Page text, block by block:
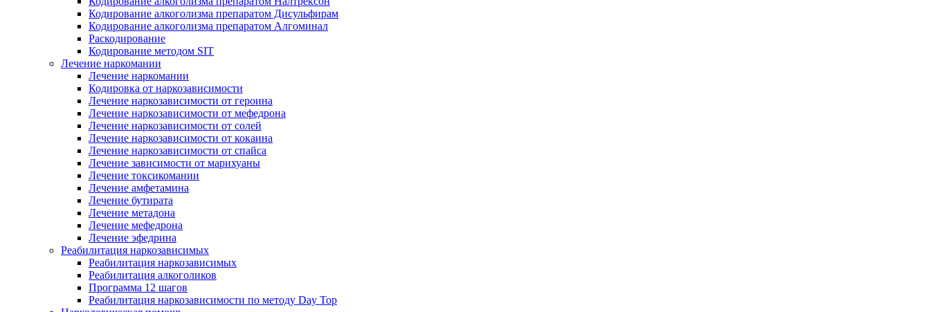
Кодирование алкоголизма препаратом Дисульфирам
Кодирование алкоголизма препаратом Алгоминал
Раскодирование
Кодирование методом SIT
Лечение наркомании
Лечение наркомании
Кодировка от наркозависимости
Лечение наркозависимости от героина
Лечение наркозависимости от мефедрона
Лечение наркозависимости от солей
Лечение наркозависимости от кокаина
Лечение наркозависимости от спайса
Лечение зависимости от марихуаны
Лечение токсикомании
Лечение амфетамина
Лечение бутирата
Лечение метадона
Лечение мефедрона
Лечение эфедрина
Реабилитация наркозависимых
Реабилитация наркозависимых
Реабилитация алкоголиков
Программа 12 шагов
Реабилитация наркозависимости по методу Day Top